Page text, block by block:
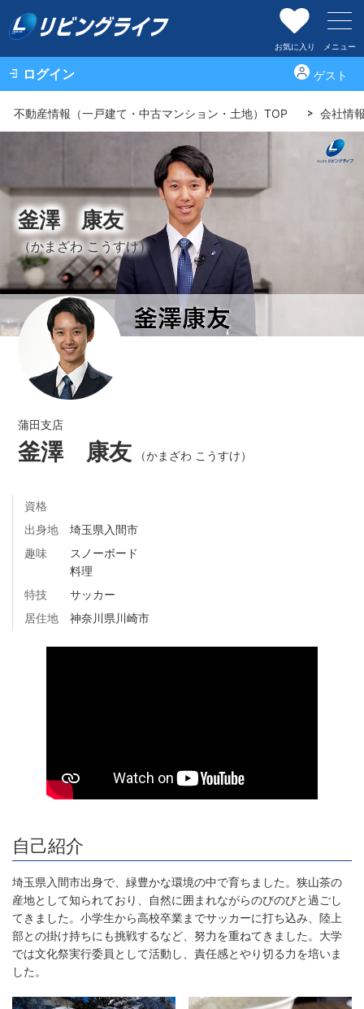
お気に入り メニュー
ログイン ゲスト
不動産情報（一戸建て・中古マンション・土地）TOP 会社情
釜澤 康友
（かまざわ こうすけ）
蒲田支店
釜澤 康友 （かまざわ こうすけ）
資格
出身地
埼玉県入間市
趣味
スノーボード
料理
特技
サッカー
居住地
神奈川県川崎市
自己紹介
埼玉県入間市出身で、緑豊かな環境の中で育ちました。狭山茶の
産地として知られており、自然に囲まれながらのびのびと過ごし
てきました。小学生から高校卒業までサッカーに打ち込み、陸上
部との掛け持ちにも挑戦するなど、努力を重ねてきました。大学
では文化祭実行委員として活動し、責任感とやり切る力を培いま
した。